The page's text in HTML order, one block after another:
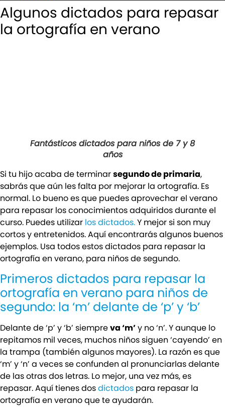
Algunos dictados para repasar
la ortografía en verano
Fantásticos dictados para niños de 7 y 8
años
Si tu hijo acaba de terminarsegundo de primaria,
sabrás que aún les falta por mejorar la ortografía. Es
normal. Lo bueno es que puedes aprovechar el verano
para repasar los conocimientos adquiridos durante el
curso. Puedes utilizar los dictados.Y mejor si son muy
cortos y entretenidos. Aquí encontrarás algunos buenos
ejemplos. Usa todos estos dictados para repasar la
ortografía en verano, para niños de segundo.
Primeros dictados para repasar la
ortografía en verano para niños de
segundo: la ‘m’ delante de ‘p’ y ‘b’
Delante de ‘p’ y ‘b’ siempreva ‘m’y no ‘n’. Y aunque lo
repitamos mil veces, muchos niños siguen ‘cayendo’ en
la trampa (también algunos mayores). La razón es que
‘m’ y ‘n’ a veces se confunden al pronunciarlas delante
de las otras dos letras. Lo mejor, una vez más, es
repasar. Aquí tienes dosdictados para repasar la
ortografía en verano que te ayudarán.